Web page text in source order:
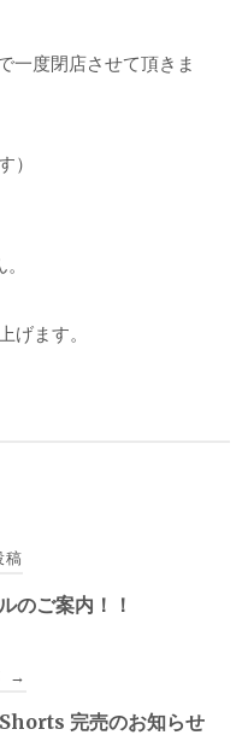
一度閉店させて頂きま
）
げます。
稿
のご案内！！
→
完売のお知らせ